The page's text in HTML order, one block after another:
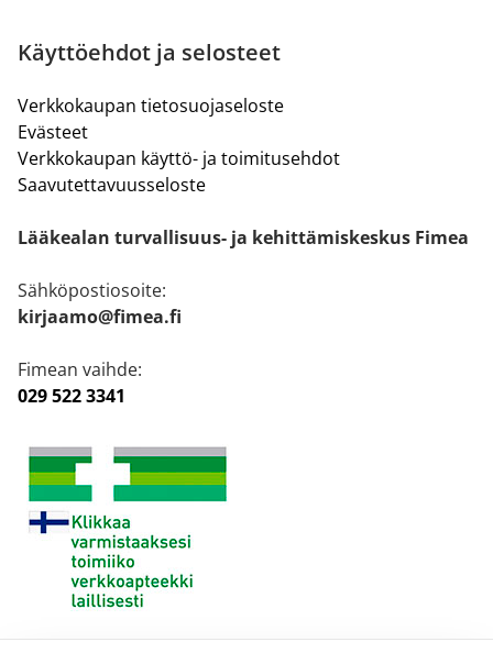
Käyttöehdot ja selosteet
Verkkokaupan tietosuojaseloste
Evästeet
Verkkokaupan käyttö- ja toimitusehdot
Saavutettavuusseloste
Lääkealan turvallisuus- ja kehittämiskeskus Fimea
Sähköpostiosoite:
kirjaamo@fimea.fi
Fimean vaihde:
029 522 3341